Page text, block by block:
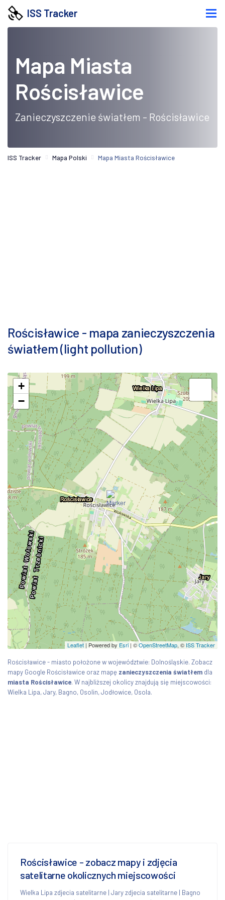
ISS Tracker
Mapa Miasta
Rościsławice
Zanieczyszczenie światłem - Rościsławice
ISS Tracker Mapa Polski Mapa Miasta Rościsławice
Rościsławice - mapa zanieczyszczenia
światłem (light pollution)
+
−
Leaflet | Powered by Esri | ©OpenStreetMap, © ISS Tracker
Rościsławice - miasto położone w województwie: Dolnośląskie. Zobacz
mapy Google Rościsławice oraz mapę zanieczyszczenia światłem dla
miasta Rościsławice. W najbliższej okolicy znajdują się miejscowości:
Wielka Lipa, Jary, Bagno, Osolin, Jodłowice, Osola.
Rościsławice - zobacz mapy i zdjęcia
satelitarne okolicznych miejscowości
Wielka Lipa zdjecia satelitarne | Jary zdjecia satelitarne | Bagno